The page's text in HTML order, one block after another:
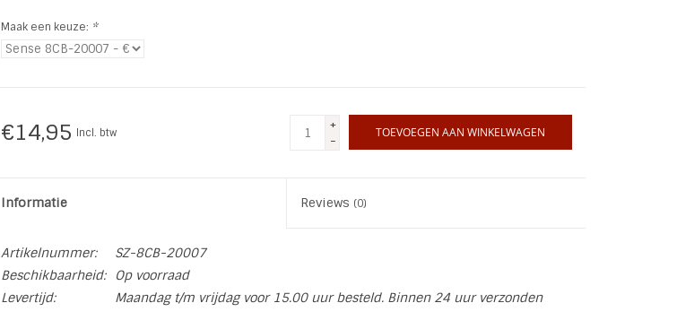
Maak een keuze: *
€14,95 Incl. btw
+
-
TOEVOEGEN AAN WINKELWAGEN
Informatie Reviews (0)
Artikelnummer:
SZ-8CB-20007
Beschikbaarheid:
Op voorraad
Levertijd:
Maandag t/m vrijdag voor 15.00 uur besteld. Binnen 24 uur verzonden